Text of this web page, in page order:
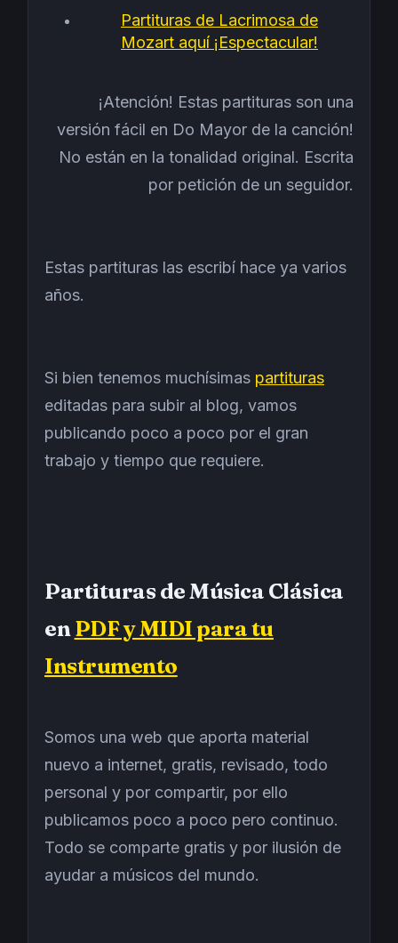
Partituras de Lacrimosa de
Mozart aquí ¡Espectacular!
¡Atención! Estas partituras son una
versión fácil en Do Mayor de la canción!
No están en la tonalidad original. Escrita
por petición de un seguidor.
Estas partituras las escribí hace ya varios
años.
Si bien tenemos muchísimas partituras
editadas para subir al blog, vamos
publicando poco a poco por el gran
trabajo y tiempo que requiere.
Partituras de Música Clásica
enPDF y MIDI para tu
Instrumento
Somos una web que aporta material
nuevo a internet, gratis, revisado, todo
personal y por compartir, por ello
publicamos poco a poco pero continuo.
Todo se comparte gratis y por ilusión de
ayudar a músicos del mundo.